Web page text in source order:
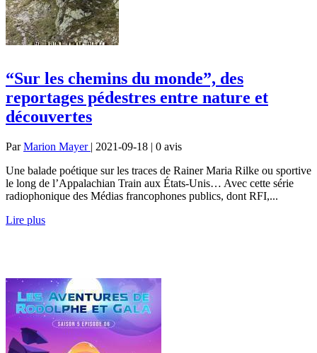
“Sur les chemins du monde”, des
reportages pédestres entre nature et
découvertes
ParMarion Mayer | 2021-09-18 | 0 avis
Une balade poétique sur les traces de Rainer Maria Rilke ou sportive
le long de l’Appalachian Train aux États-Unis… Avec cette série
radiophonique des Médias francophones publics, dont RFI,...
Lire plus